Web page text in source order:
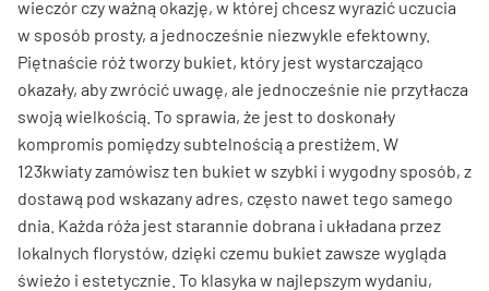
wieczór czy ważną okazję, w której chcesz wyrazić uczucia
w sposób prosty, a jednocześnie niezwykle efektowny.
Piętnaście róż tworzy bukiet, który jest wystarczająco
okazały, aby zwrócić uwagę, ale jednocześnie nie przytłacza
swoją wielkością. To sprawia, że jest to doskonały
kompromis pomiędzy subtelnością a prestiżem. W
123kwiaty zamówisz ten bukiet w szybki i wygodny sposób, z
dostawą pod wskazany adres, często nawet tego samego
dnia. Każda róża jest starannie dobrana i układana przez
lokalnych florystów, dzięki czemu bukiet zawsze wygląda
świeżo i estetycznie. To klasyka w najlepszym wydaniu,